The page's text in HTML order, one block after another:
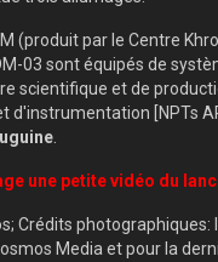
(produit par le Centre
03 sont équipés de
scientifique et de
d'instrumentation [NPTs
.
une petite vidéo du
Crédits photographiques:
Media et pour la